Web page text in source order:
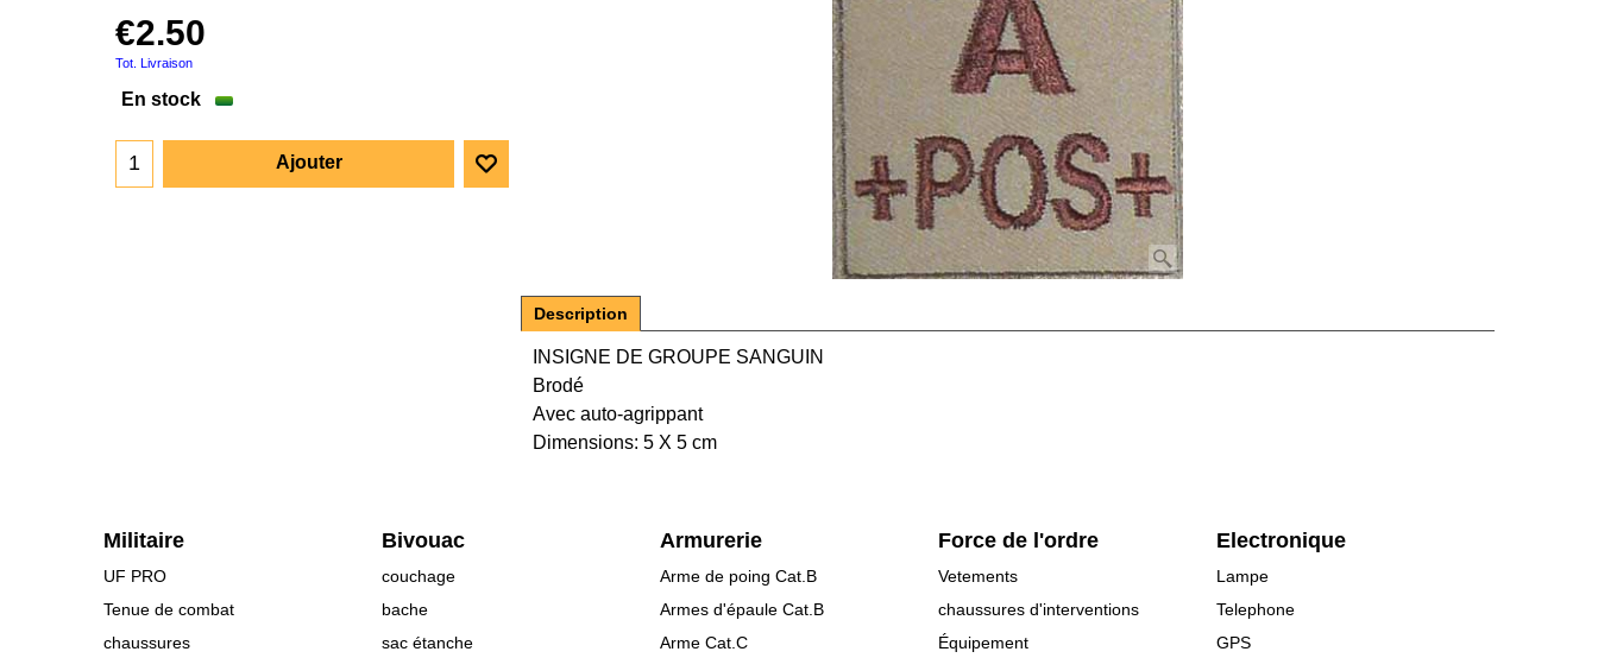
€2.50
Tot. Livraison
En stock
Ajouter
Description
INSIGNE DE GROUPE SANGUIN
Brodé
Avec auto-agrippant
Dimensions: 5 X 5 cm
Militaire
UF PRO
Tenue de combat
chaussures
Bivouac
couchage
bache
sac étanche
Armurerie
Arme de poing Cat.B
Armes d'épaule Cat.B
Arme Cat.C
Force de l'ordre
Vetements
chaussures d'interventions
Équipement
Electronique
Lampe
Telephone
GPS